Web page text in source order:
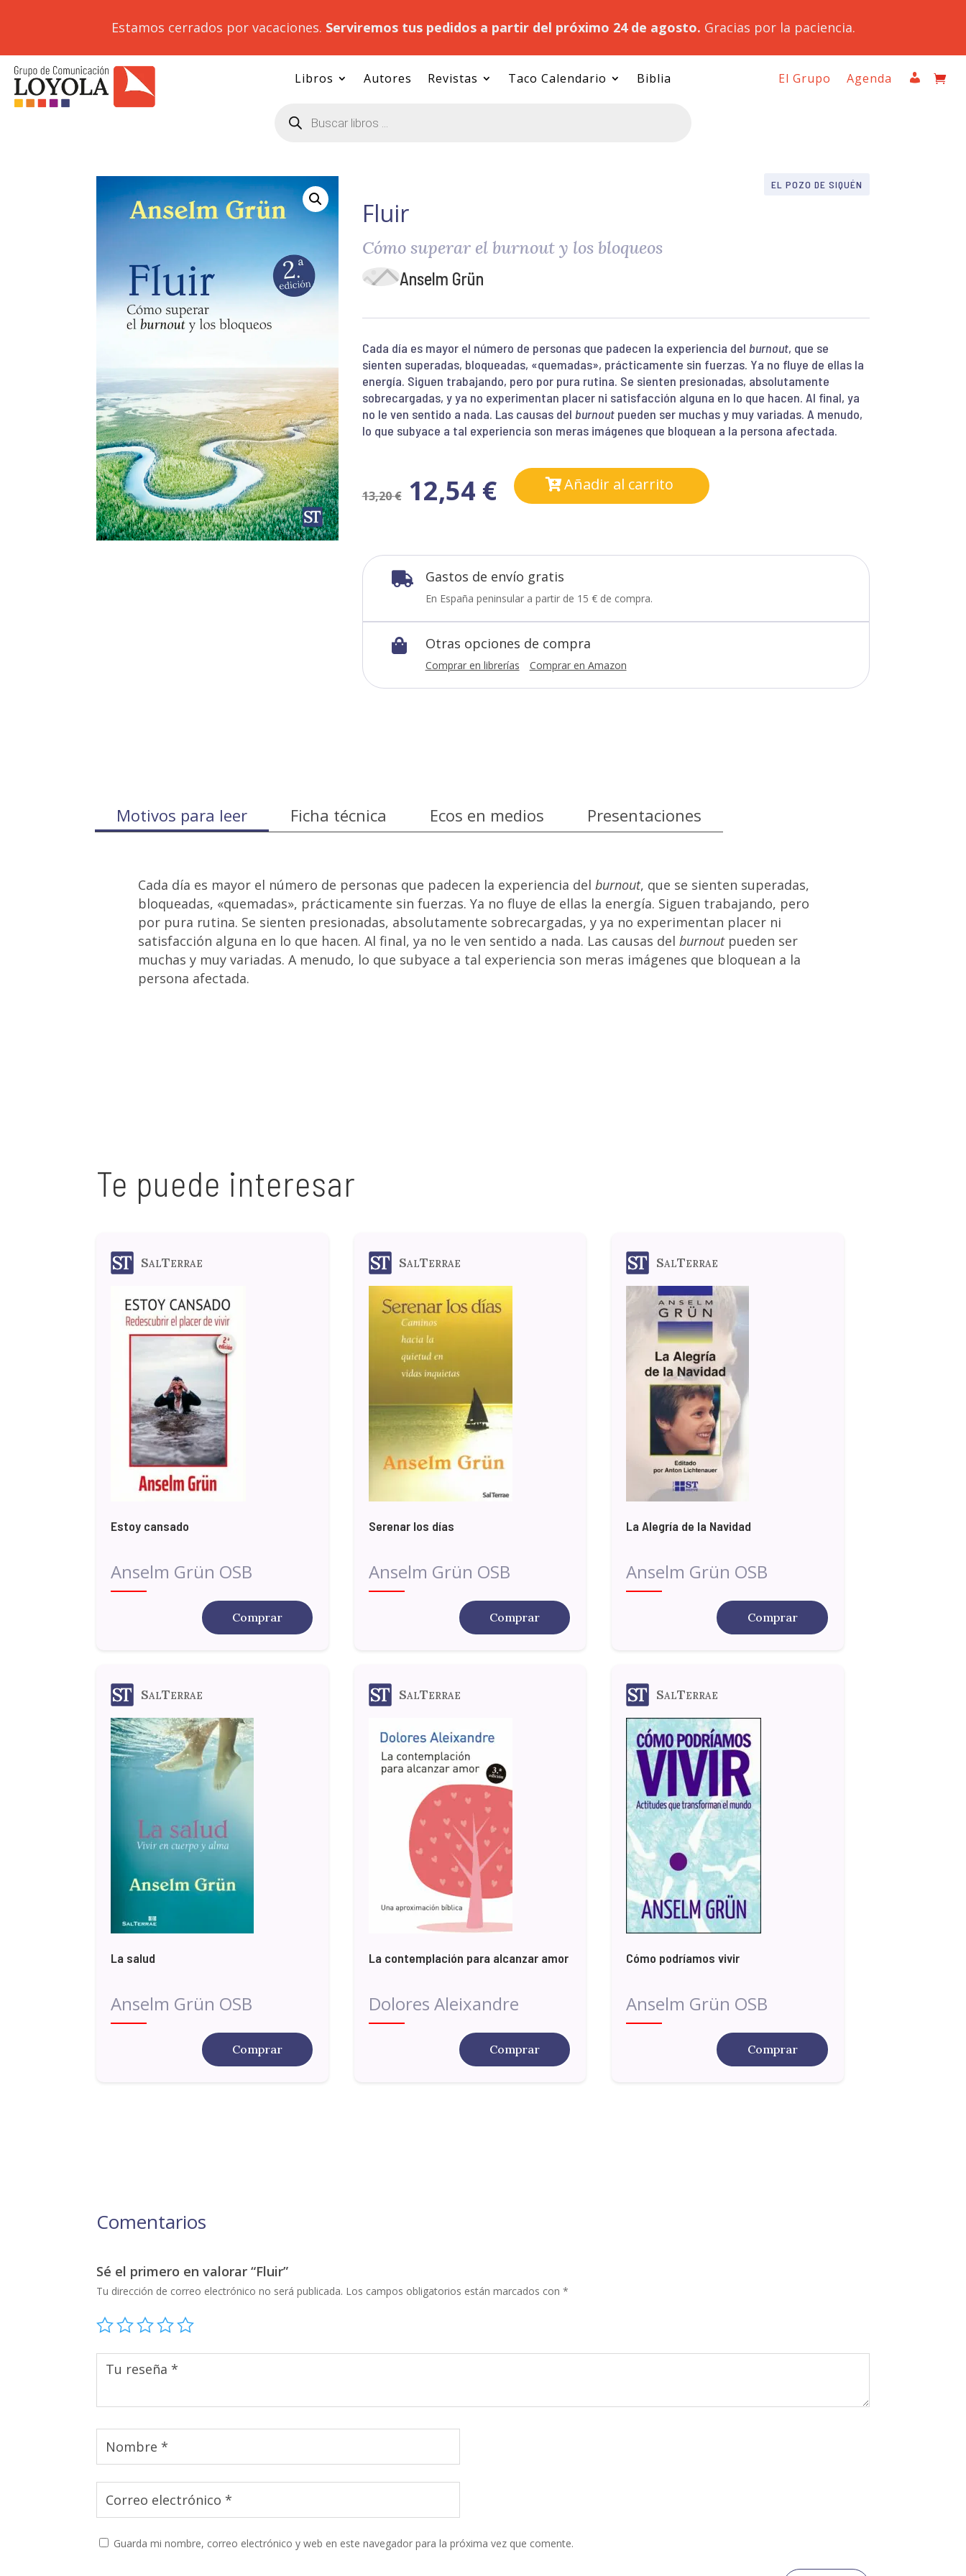
Estamos cerrados por vacaciones. Serviremos tus pedidos a partir del próximo 24 de agosto. Gracias por la paciencia.
Libros Autores Revistas Taco Calendario Biblia
productos
El Grupo Agenda
EL POZO DE SIQUÉN
Fluir
Cómo superar el burnout y los bloqueos
Anselm Grün
Cada día es mayor el número de personas que padecen la experiencia del burnout, que se
sienten superadas, bloqueadas, «quemadas», prácticamente sin fuerzas. Ya no fluye de ellas la
energía. Siguen trabajando, pero por pura rutina. Se sienten presionadas, absolutamente
sobrecargadas, y ya no experimentan placer ni satisfacción alguna en lo que hacen. Al final, ya
no le ven sentido a nada. Las causas del burnoutpueden ser muchas y muy variadas. A menudo,
lo que subyace a tal experiencia son meras imágenes que bloquean a la persona afectada.
13,20€ 12,54 € Añadir al carrito
 Gastos de envío gratis
En España peninsular a partir de 15 € de compra.
 Otras opciones de compra
Comprar en librerías Comprar en Amazon
Motivos para leer Ficha técnica Ecos en medios Presentaciones
Cada día es mayor el número de personas que padecen la experiencia del burnout, que se sienten superadas,
bloqueadas, «quemadas», prácticamente sin fuerzas. Ya no fluye de ellas la energía. Siguen trabajando, pero
por pura rutina. Se sienten presionadas, absolutamente sobrecargadas, y ya no experimentan placer ni
satisfacción alguna en lo que hacen. Al final, ya no le ven sentido a nada. Las causas del burnoutpueden ser
muchas y muy variadas. A menudo, lo que subyace a tal experiencia son meras imágenes que bloquean a la
persona afectada.
Te puede interesar
SalTerrae
Estoy cansado
Anselm Grün OSB
Comprar
SalTerrae
Serenar los días
Anselm Grün OSB
Comprar
SalTerrae
La Alegría de la Navidad
Anselm Grün OSB
Comprar
SalTerrae
La salud
Anselm Grün OSB
Comprar
SalTerrae
La contemplación para alcanzar amor
Dolores Aleixandre
Comprar
SalTerrae
Cómo podríamos vivir
Anselm Grün OSB
Comprar
Comentarios
Sé el primero en valorar “Fluir”
Tu dirección de correo electrónico no será publicada. Los campos obligatorios están marcados con*
Guarda mi nombre, correo electrónico y web en este navegador para la próxima vez que comente.